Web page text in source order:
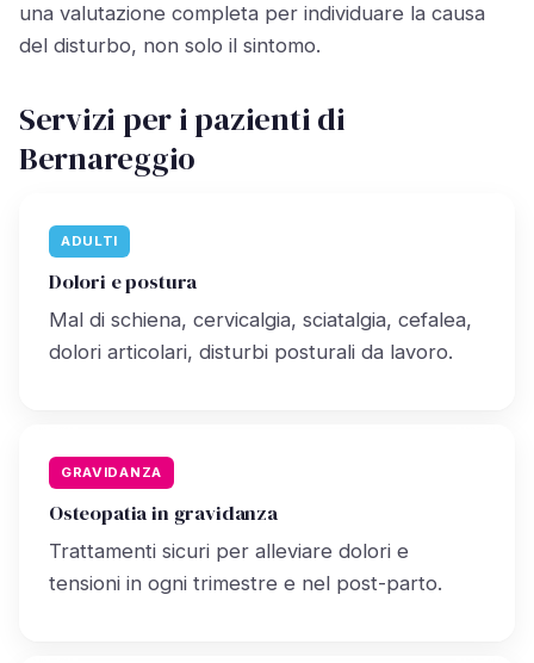
una valutazione completa per individuare la causa
del disturbo, non solo il sintomo.
Servizi per i pazienti di
Bernareggio
ADULTI
Dolori e postura
Mal di schiena, cervicalgia, sciatalgia, cefalea,
dolori articolari, disturbi posturali da lavoro.
GRAVIDANZA
Osteopatia in gravidanza
Trattamenti sicuri per alleviare dolori e
tensioni in ogni trimestre e nel post-parto.